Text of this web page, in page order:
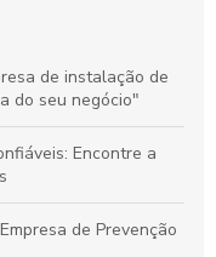
uma Empresa de
a Diferença
Proteja seu
de instalação de
do seu negócio"
Encontre a
de Prevenção